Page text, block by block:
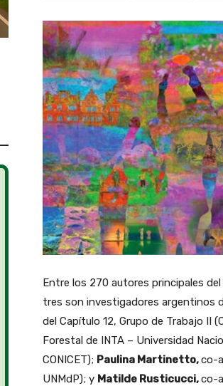
Entre los 270 autores principales
tres son investigadores argentinos
del Capítulo 12, Grupo de Trabajo II
Forestal de INTA – Universidad
CONICET); Paulina Martinetto,co-
UNMdP); y Matilde Rusticucci,co-